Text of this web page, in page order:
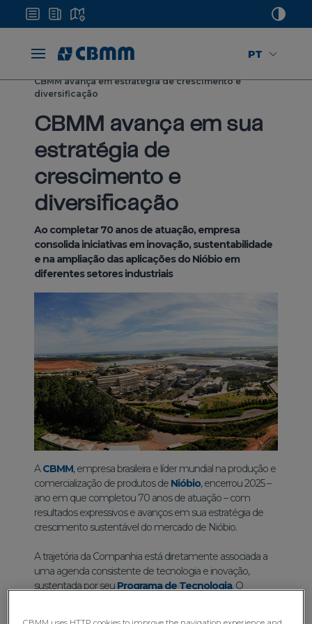
PT
CBMM avança em estratégia de crescimento e
diversificação
CBMM avança em sua
estratégia de
crescimento e
diversificação
Ao completar 70 anos de atuação, empresa
consolida iniciativas em inovação, sustentabilidade
e na ampliação das aplicações do Nióbio em
diferentes setores industriais
ACBMM, empresa brasileira e líder mundial na produção e
comercialização de produtos de Nióbio, encerrou 2025 –
ano em que completou 70 anos de atuação – com
resultados expressivos e avanços em sua estratégia de
crescimento sustentável do mercado de Nióbio.
A trajetória da Companhia está diretamente associada a
uma agenda consistente de tecnologia e inovação,
sustentada por seu Programa de Tecnologia. O